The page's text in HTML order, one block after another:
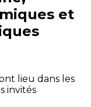
et
lieu dans les
invités